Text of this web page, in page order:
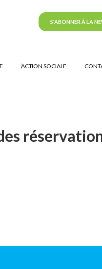
ACTION SOCIALE
S'ABONNER À LA